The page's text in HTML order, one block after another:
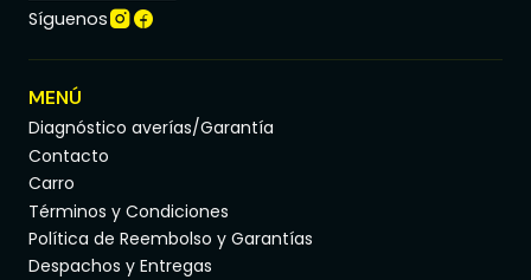
Síguenos
MENÚ
Diagnóstico averías/Garantía
Contacto
Carro
Términos y Condiciones
Política de Reembolso y Garantías
Despachos y Entregas